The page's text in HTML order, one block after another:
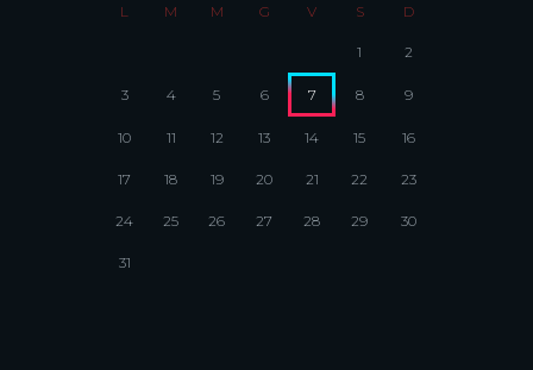
L M M G V S D
1 2
3 4 5 6 7 8 9
10 11 12 13 14 15 16
17 18 19 20 21 22 23
24 25 26 27 28 29 30
31